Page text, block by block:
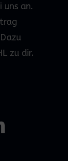
uns an.
zu dir.